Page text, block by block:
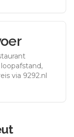
via 9292.nl